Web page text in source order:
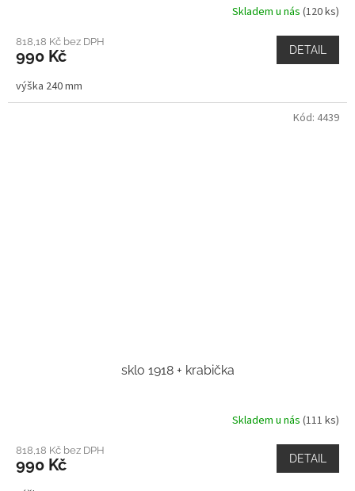
Skladem u nás (120 ks)
818,18 Kč bez DPH
990 Kč DETAIL
výška 240 mm
sklo 1918 + krabička
Skladem u nás (111 ks)
818,18 Kč bez DPH
990 Kč DETAIL
Kód: 4439